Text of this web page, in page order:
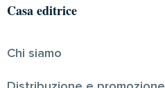
Casa editrice
Chi siamo